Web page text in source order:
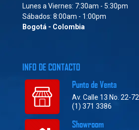
Lunes a Viernes: 7:30am - 5:30pm
Sábados: 8:00am - 1:00pm
Bogotá - Colombia
INFO DE CONTACTO
Punto de Venta
Av. Calle 13 No. 22-72
(1) 371 3386
Showroom